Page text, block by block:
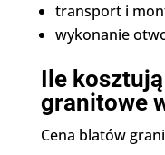
transport i
wykonanie
Ile
granitowe
Cena blatów